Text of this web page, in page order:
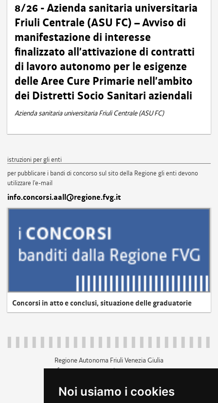
Noi usiamo i cookies
8/26 - Azienda sanitaria universitaria
Friuli Centrale (ASU FC) – Avviso di
manifestazione di interesse
finalizzato all’attivazione di contratti
di lavoro autonomo per le esigenze
delle Aree Cure Primarie nell’ambito
dei Distretti Socio Sanitari aziendali
Azienda sanitaria universitaria Friuli Centrale (ASU FC)
istruzioni per gli enti
per pubblicare i bandi di concorso sul sito della Regione gli enti devono
utilizzare l'e-mail
info.concorsi.aall@regione.fvg.it
Concorsi in atto e conclusi, situazione delle graduatorie
Regione Autonoma Friuli Venezia Giulia
c.f. 80014930327; p.iva 00526040324
+39 040 3771111